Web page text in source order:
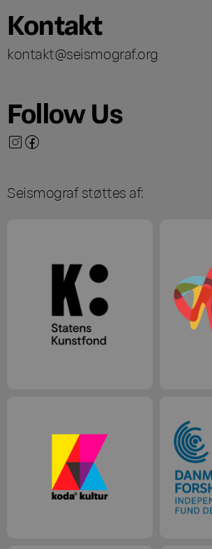
Kontakt
kontakt@seismograf.org
Follow Us
Seismograf støttes af: